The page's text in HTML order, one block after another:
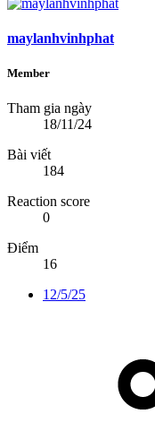
maylanhvinhphat
Member
Tham gia ngày
18/11/24
Bài viết
184
Reaction score
0
Điểm
16
12/5/25